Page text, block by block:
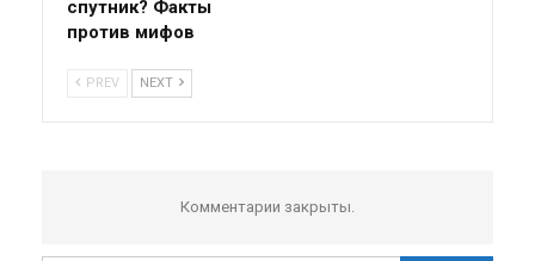
спутник? Факты
против мифов
PREV NEXT
Комментарии закрыты.